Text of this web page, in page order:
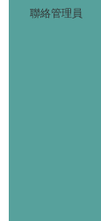
聯絡管理員